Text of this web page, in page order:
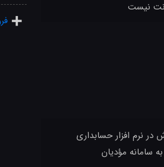
نیست
نرم افزار حسابداری
سامانه مؤدیان